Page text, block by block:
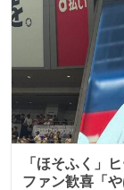
「ほそふく」
ファン歓喜「